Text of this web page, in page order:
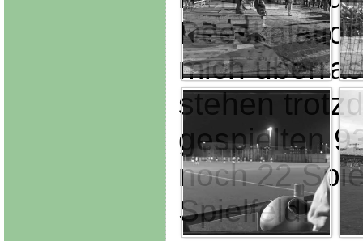
mich
stehen
gespielten
noch 22
Spielfeld!